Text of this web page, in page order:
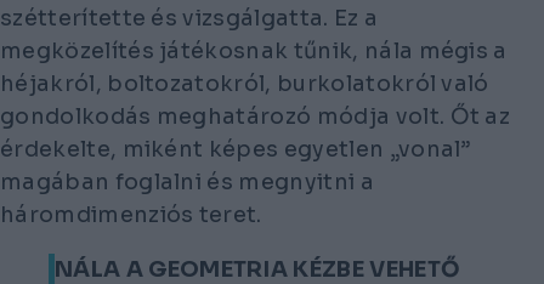
szétterítette és vizsgálgatta. Ez a
megközelítés játékosnak tűnik, nála mégis a
héjakról, boltozatokról, burkolatokról való
gondolkodás meghatározó módja volt. Őt az
érdekelte, miként képes egyetlen „vonal”
magában foglalni és megnyitni a
háromdimenziós teret.
NÁLA A GEOMETRIA KÉZBE VEHETŐ